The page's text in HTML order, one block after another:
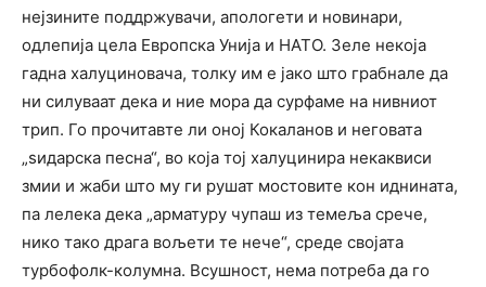
нејзините поддржувачи, апологети и новинари,
одлепија цела Европска Унија и НАТО. Зеле некоја
гадна халуциновача, толку им е јако што грабнале да
ни силуваат дека и ние мора да сурфаме на нивниот
трип. Го прочитавте ли оној Кокаланов и неговата
„ѕидарска песна“, во која тој халуцинира некаквиси
змии и жаби што му ги рушат мостовите кон иднината,
па лелека дека „арматуру чупаш из темеља срече,
нико тако драга вољети те нече“, среде својата
турбофолк-колумна. Всушност, нема потреба да го